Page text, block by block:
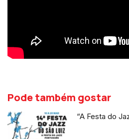
Pode também gostar
“A Festa do